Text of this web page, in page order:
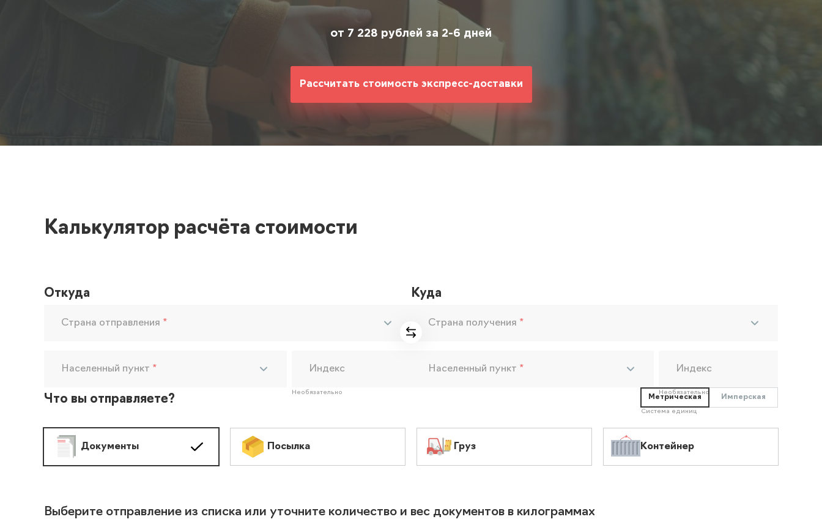
декларирование
от 7 228 рублей за 2-6 дней
Рассчитать стоимость экспресс-доставки
Калькулятор расчёта стоимости
Откуда
Страна отправления *
Населенный пункт * Индекс
Необязательно
Куда
Страна получения *
Населенный пункт * Индекс
Необязательно
Что вы отправляете? Метрическая Имперская
Система единиц
Документы Посылка Груз Контейнер
Выберите отправление из списка или уточните количество и вес документов в килограммах